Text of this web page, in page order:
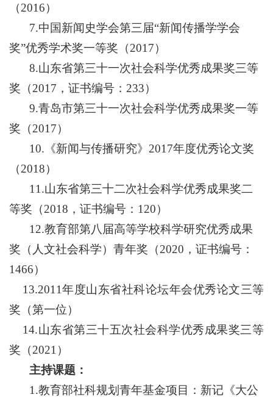
（2016）
7.中国新闻史学会第三届“新闻传播学学会
奖”优秀学术奖一等奖（2017）
8.山东省第三十一次社会科学优秀成果奖三等
奖（2017，证书编号：233）
9.青岛市第三十一次社会科学优秀成果奖一等
奖（2017）
10.《新闻与传播研究》2017年度优秀论文奖
（2018）
11.山东省第三十二次社会科学优秀成果奖二
等奖（2018，证书编号：120）
12.教育部第八届高等学校科学研究优秀成果
奖（人文社会科学）青年奖（2020，证书编号：
1466）
13.2011年度山东省社科论坛年会优秀论文三等
奖（第一位）
14.山东省第三十五次社会科学优秀成果奖三等
奖（2021）
主持课题：
1.教育部社科规划青年基金项目：新记《大公